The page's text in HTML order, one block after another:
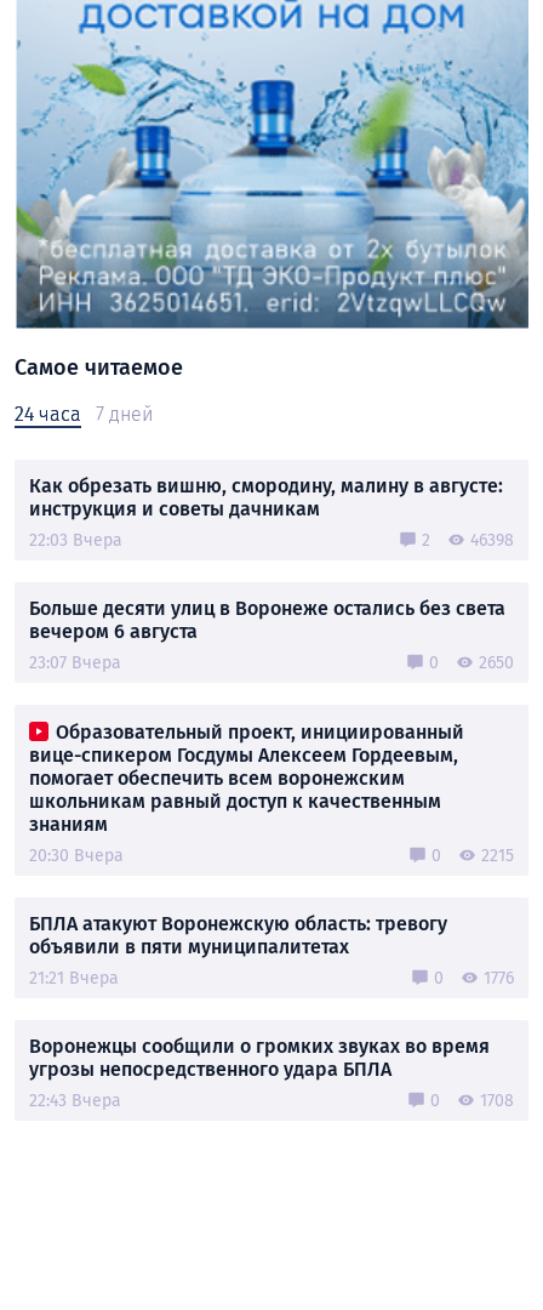
Самое читаемое
24 часа 7 дней
Как обрезать вишню, смородину, малину в августе:
инструкция и советы дачникам
22:03 Вчера 2 46398
Больше десяти улиц в Воронеже остались без света
вечером 6 августа
23:07 Вчера 0 2650
Образовательный проект, инициированный
вице-спикером Госдумы Алексеем Гордеевым,
помогает обеспечить всем воронежским
школьникам равный доступ к качественным
знаниям
20:30 Вчера 0 2215
БПЛА атакуют Воронежскую область: тревогу
объявили в пяти муниципалитетах
21:21 Вчера 0 1776
Воронежцы сообщили о громких звуках во время
угрозы непосредственного удара БПЛА
22:43 Вчера 0 1708